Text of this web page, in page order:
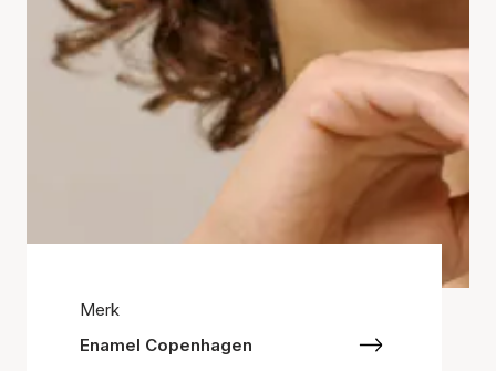
Merk
Enamel Copenhagen